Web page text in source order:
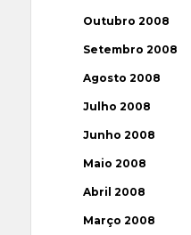
Outubro 2008
Setembro 2008
Agosto 2008
Julho 2008
Junho 2008
Maio 2008
Abril 2008
Março 2008